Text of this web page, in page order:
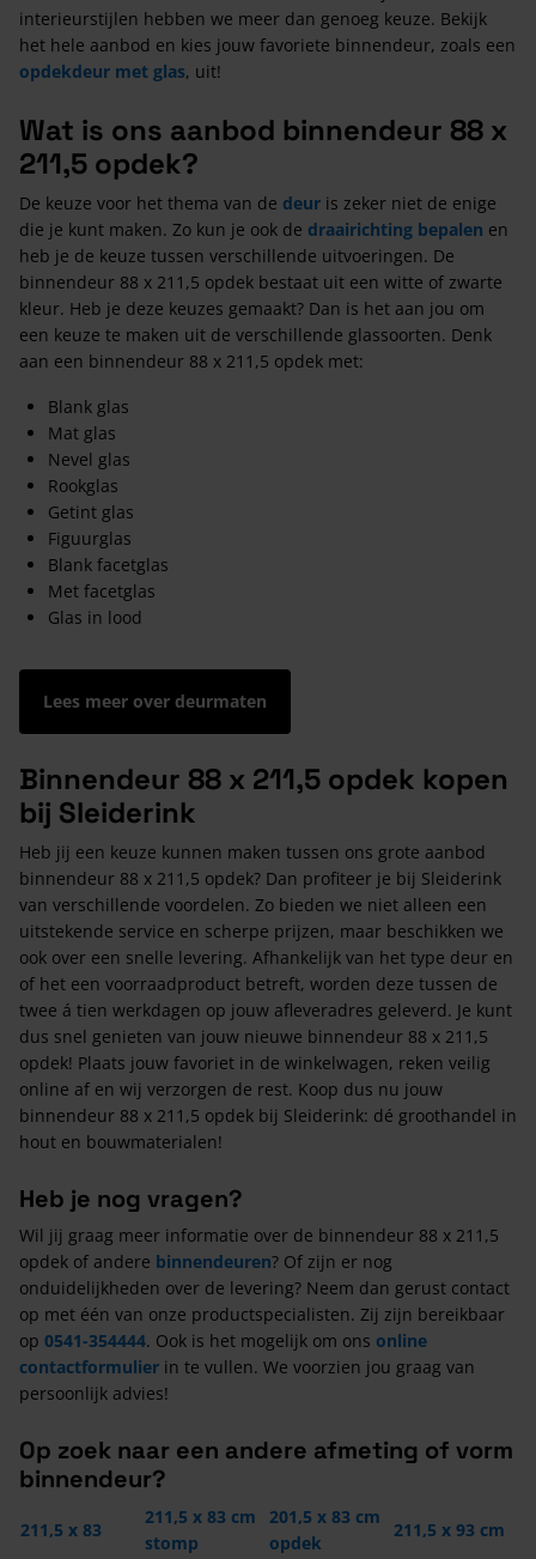
interieurstijlen hebben we meer dan genoeg keuze. Bekijk
het hele aanbod en kies jouw favoriete binnendeur, zoals een
opdekdeur met glas, uit!
Wat is ons aanbod binnendeur 88 x
211,5 opdek?
De keuze voor het thema van de deur is zeker niet de enige
die je kunt maken. Zo kun je ook de draairichting bepalen en
heb je de keuze tussen verschillende uitvoeringen. De
binnendeur 88 x 211,5 opdek bestaat uit een witte of zwarte
kleur. Heb je deze keuzes gemaakt? Dan is het aan jou om
een keuze te maken uit de verschillende glassoorten. Denk
aan een binnendeur 88 x 211,5 opdek met:
Blank glas
Mat glas
Nevel glas
Rookglas
Getint glas
Figuurglas
Blank facetglas
Met facetglas
Glas in lood
Lees meer over deurmaten
Binnendeur 88 x 211,5 opdek kopen
bij Sleiderink
Heb jij een keuze kunnen maken tussen ons grote aanbod
binnendeur 88 x 211,5 opdek? Dan profiteer je bij Sleiderink
van verschillende voordelen. Zo bieden we niet alleen een
uitstekende service en scherpe prijzen, maar beschikken we
ook over een snelle levering. Afhankelijk van het type deur en
of het een voorraadproduct betreft, worden deze tussen de
twee á tien werkdagen op jouw afleveradres geleverd. Je kunt
dus snel genieten van jouw nieuwe binnendeur 88 x 211,5
opdek! Plaats jouw favoriet in de winkelwagen, reken veilig
online af en wij verzorgen de rest. Koop dus nu jouw
binnendeur 88 x 211,5 opdek bij Sleiderink: dé groothandel in
hout en bouwmaterialen!
Heb je nog vragen?
Wil jij graag meer informatie over de binnendeur 88 x 211,5
opdek of andere binnendeuren? Of zijn er nog
onduidelijkheden over de levering? Neem dan gerust contact
op met één van onze productspecialisten. Zij zijn bereikbaar
op 0541-354444. Ook is het mogelijk om ons online
contactformulier in te vullen. We voorzien jou graag van
persoonlijk advies!
Op zoek naar een andere afmeting of vorm
binnendeur?
211,5 x 83
211,5 x 83 cm
stomp
201,5 x 83 cm
opdek
211,5 x 93 cm